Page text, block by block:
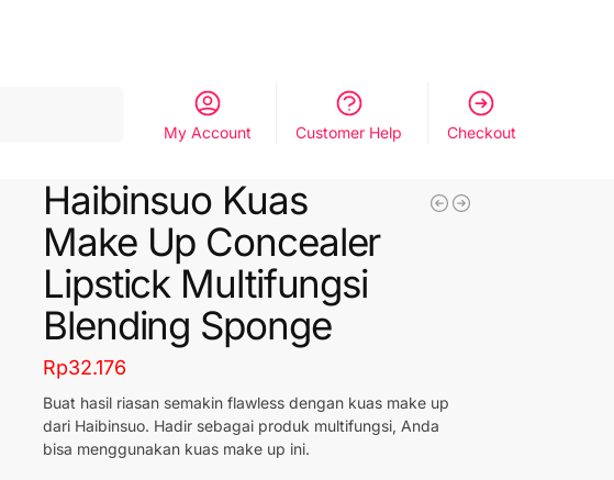
My Account Customer Help Checkout
Haibinsuo Kuas
Make Up Concealer
Lipstick Multifungsi
Blending Sponge
Rp32.176
Buat hasil riasan semakin flawless dengan kuas make up
dari Haibinsuo. Hadir sebagai produk multifungsi, Anda
bisa menggunakan kuas make up ini.